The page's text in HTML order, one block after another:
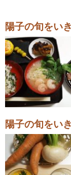
陽子の旬をい
陽子の旬をい